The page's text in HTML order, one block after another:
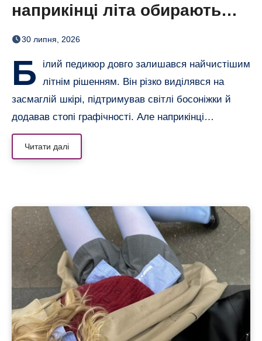
наприкінці літа обирають
сіро-блакитний
30 липня, 2026
Б
ілий педикюр довго залишався найчистішим
літнім рішенням. Він різко виділявся на
засмаглій шкірі, підтримував світлі босоніжки й
додавав стопі графічності. Але наприкінці…
Читати далі